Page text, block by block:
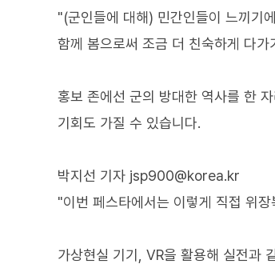
"(군인들에 대해) 민간인들이 느끼기
함께 봄으로써 조금 더 친숙하게 다가
홍보 존에선 군의 방대한 역사를 한
기회도 가질 수 있습니다.
박지선 기자 jsp900@korea.kr
"이번 페스타에서는 이렇게 직접 위
가상현실 기기, VR을 활용해 실전과